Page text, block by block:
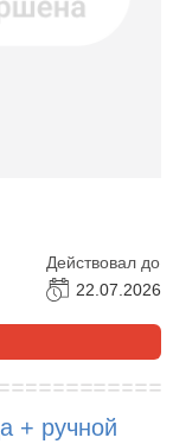
Действовал до
22.07.2026
+ ручной